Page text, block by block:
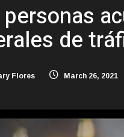
personas
de
Flores March 26, 2021